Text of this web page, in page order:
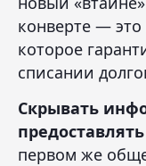
конверте —
которое
списании
Скрывать
первом же